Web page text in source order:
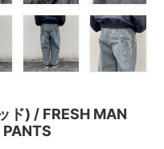
ド) / FRESH MAN